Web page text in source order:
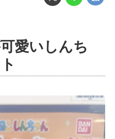
愛いしんち